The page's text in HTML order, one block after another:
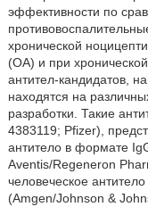
эффективности по
хронической
(OA) и при
антител-кандидатов,
находятся на
разработки. Такие
4383119; Pfizer),
антитело в формате
Aventis/Regeneron
человеческое
(Amgen/Johnson &